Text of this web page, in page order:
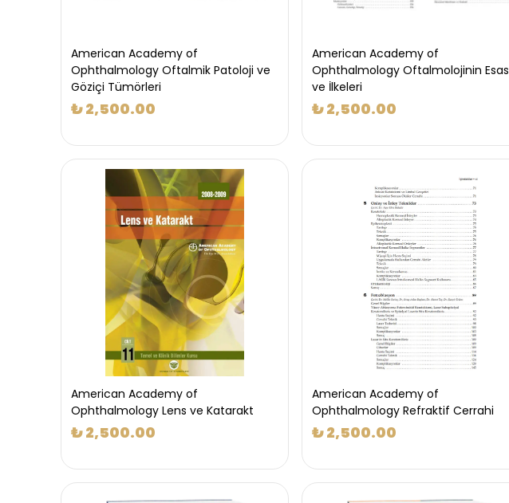
American Academy of
Ophthalmology Oftalmik Patoloji ve
Göziçi Tümörleri
₺ 2,500.00
American Academy of
Ophthalmology Oftalmolojinin Esas
ve İlkeleri
₺ 2,500.00
American Academy of
Ophthalmology Lens ve Katarakt
₺ 2,500.00
American Academy of
Ophthalmology Refraktif Cerrahi
₺ 2,500.00